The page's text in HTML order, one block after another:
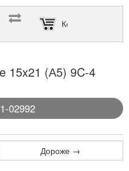
Корзина пуста
15x21 (А5) 9C-4
02992
Дороже →